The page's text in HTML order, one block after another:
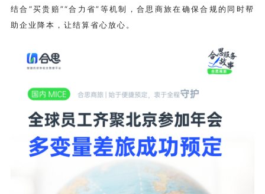
结合“买贵赔”“合力省”等机制，合思商旅在确保合规的同时帮
助企业降本，让结算省心放心。